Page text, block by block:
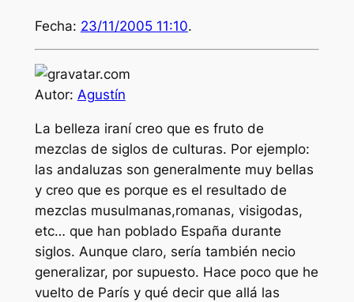
Fecha: 23/11/2005 11:10.
Autor: Agustín
La belleza iraní creo que es fruto de
mezclas de siglos de culturas. Por ejemplo:
las andaluzas son generalmente muy bellas
y creo que es porque es el resultado de
mezclas musulmanas,romanas, visigodas,
etc… que han poblado España durante
siglos. Aunque claro, sería también necio
generalizar, por supuesto. Hace poco que he
vuelto de París y qué decir que allá las